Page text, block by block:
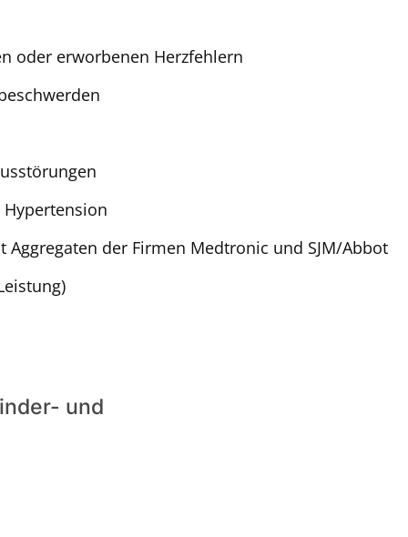
oder erworbenen Herzfehlern
der Firmen Medtronic und SJM/Abbot
und